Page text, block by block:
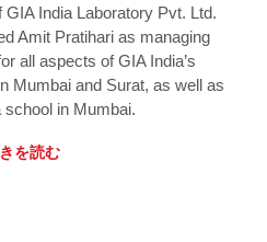
India Laboratory Pvt. Ltd.
Amit Pratihari as managing
all aspects of GIA India’s
Mumbai and Surat, as well as
school in Mumbai.
を読む